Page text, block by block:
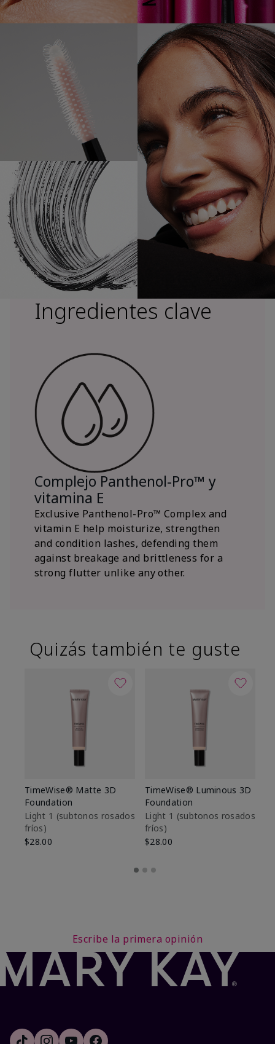
Ingredientes clave
Complejo Panthenol-Pro™ y
vitamina E
Exclusive Panthenol-Pro™ Complex and
vitamin E help moisturize, strengthen
and condition lashes, defending them
against breakage and brittleness for a
strong flutter unlike any other.
Quizás también te guste
TimeWise® Matte 3D
Foundation
Light 1​ (subtonos rosados
fríos)
$28.00
TimeWise® Luminous 3D
Foundation
Light 1​ (subtonos rosados
fríos)
$28.00
Escribe la primera opinión